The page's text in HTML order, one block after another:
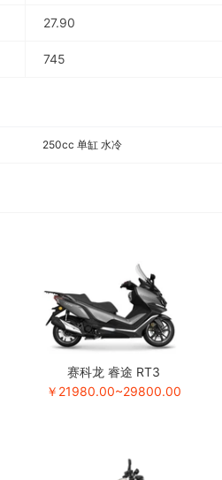
27.90
745
250cc 单缸 水冷
赛科龙 睿途 RT3
￥21980.00~29800.00